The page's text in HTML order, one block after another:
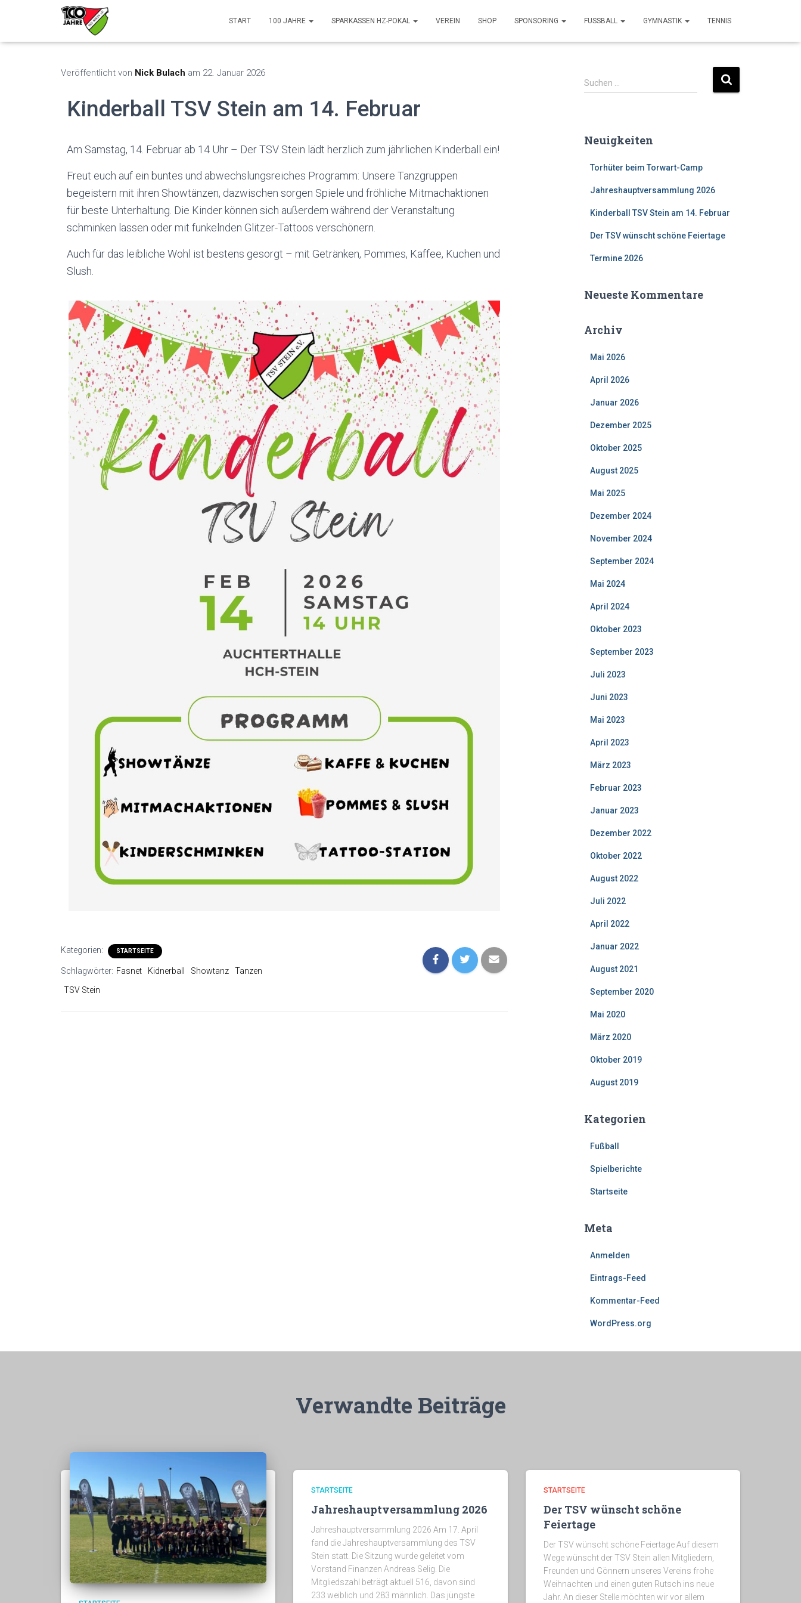
START 100 JAHRE SPARKASSEN HZ-POKAL VEREIN SHOP SPONSORING FUSSBALL GYMNASTIK TENNIS
Veröffentlicht von Nick Bulach am 22. Januar 2026
Kinderball TSV Stein am 14. Februar
Am Samstag, 14. Februar ab 14 Uhr – Der TSV Stein lädt herzlich zum jährlichen Kinderball ein!
Freut euch auf ein buntes und abwechslungsreiches Programm: Unsere Tanzgruppen
begeistern mit ihren Showtänzen, dazwischen sorgen Spiele und fröhliche Mitmachaktionen
für beste Unterhaltung. Die Kinder können sich außerdem während der Veranstaltung
schminken lassen oder mit funkelnden Glitzer-Tattoos verschönern.
Auch für das leibliche Wohl ist bestens gesorgt – mit Getränken, Pommes, Kaffee, Kuchen und
Slush.
Kategorien: STARTSEITE
Schlagwörter: Fasnet Kidnerball Showtanz
Tanzen
TSV Stein
Suchen …
Neuigkeiten
Torhüter beim Torwart-Camp
Jahreshauptversammlung 2026
Kinderball TSV Stein am 14. Februar
Der TSV wünscht schöne Feiertage
Termine 2026
Neueste Kommentare
Archiv
Mai 2026
April 2026
Januar 2026
Dezember 2025
Oktober 2025
August 2025
Mai 2025
Dezember 2024
November 2024
September 2024
Mai 2024
April 2024
Oktober 2023
September 2023
Juli 2023
Juni 2023
Mai 2023
April 2023
März 2023
Februar 2023
Januar 2023
Dezember 2022
Oktober 2022
August 2022
Juli 2022
April 2022
Januar 2022
August 2021
September 2020
Mai 2020
März 2020
Oktober 2019
August 2019
Kategorien
Fußball
Spielberichte
Startseite
Meta
Anmelden
Eintrags-Feed
Kommentar-Feed
WordPress.org
Verwandte Beiträge
STARTSEITE
Jahreshauptversammlung 2026
Jahreshauptversammlung 2026 Am 17. April
fand die Jahreshauptversammlung des TSV
Stein statt. Die Sitzung wurde geleitet vom
Vorstand Finanzen Andreas Selig. Die
Mitgliedszahl beträgt aktuell 516, davon sind
233 weiblich und 283 männlich. Das jüngste
STARTSEITE
Der TSV wünscht schöne
Feiertage
Der TSV wünscht schöne Feiertage Auf diesem
Wege wünscht der TSV Stein allen Mitgliedern,
Freunden und Gönnern unseres Vereins frohe
Weihnachten und einen guten Rutsch ins neue
Jahr. An dieser Stelle möchten wir vor allem